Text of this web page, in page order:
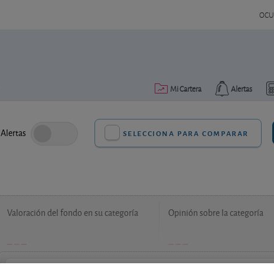
OCU
Alertas
Mi Cartera
Alertas selecciona para comparar
Valoración del fondo en su categoría Opinión sobre la categoría